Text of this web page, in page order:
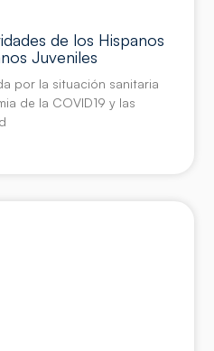
de los Hispanos
Juveniles
por la situación sanitaria
de la COVID19 y las